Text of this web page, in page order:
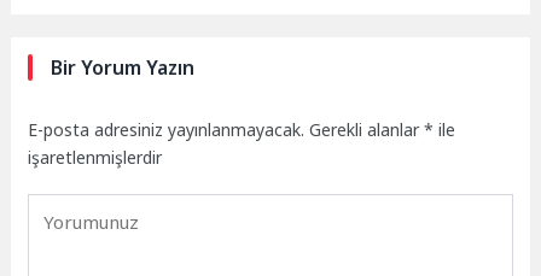
Bir Yorum Yazın
E-posta adresiniz yayınlanmayacak. Gerekli alanlar* ile
işaretlenmişlerdir